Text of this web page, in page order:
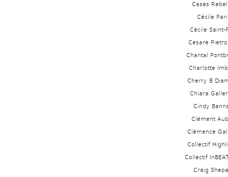
Cases
Cécile
Cécile Saint-
Cesare
Chantal
Charlotte
Cherry B
Chiara
Cindy
Clément
Clémence
Collectif
Collectif
Craig